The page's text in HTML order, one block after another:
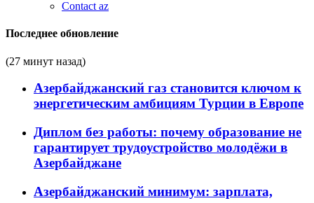
Contact az
Последнее обновление
(27 минут назад)
Азербайджанский газ становится ключом к
энергетическим амбициям Турции в Европе
Диплом без работы: почему образование не
гарантирует трудоустройство молодёжи в
Азербайджане
Азербайджанский минимум: зарплата,